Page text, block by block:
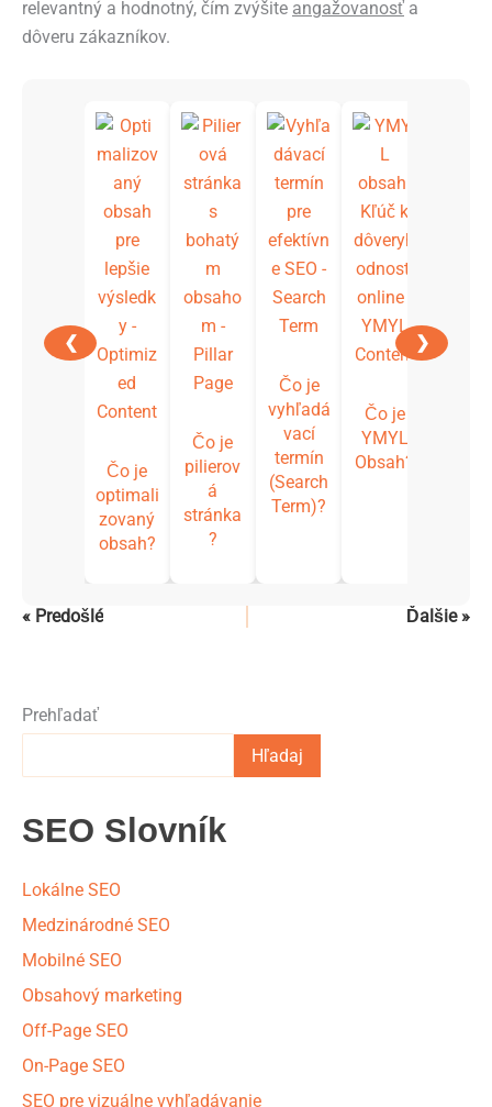
relevantný a hodnotný, čím zvýšite angažovanosť a
dôveru zákazníkov.
❮
Čo je
optimali
zovaný
obsah?
Čo je
pilierov
á
stránka
?
Čo je
vyhľadá
vací
termín
(Search
Term)?
Čo je
YMYL
Obsah?
❯
« Predošlé Ďalšie »
Prehľadať
Hľadaj
SEO Slovník
Lokálne SEO
Medzinárodné SEO
Mobilné SEO
Obsahový marketing
Off-Page SEO
On-Page SEO
SEO pre vizuálne vyhľadávanie